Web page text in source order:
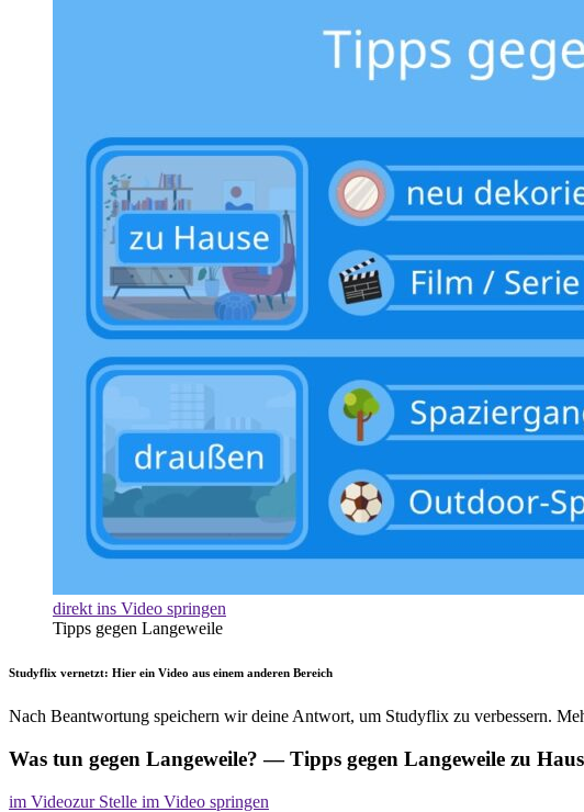
direkt ins Video springen
Tipps gegen Langeweile
Studyflix vernetzt: Hier ein Video aus einem anderen Bereich
Nach Beantwortung speichern wir deine Antwort, um Studyflix zu verbessern.
Was tun gegen Langeweile? — Tipps gegen Langeweile zu
im Videozur Stelle im Video springen